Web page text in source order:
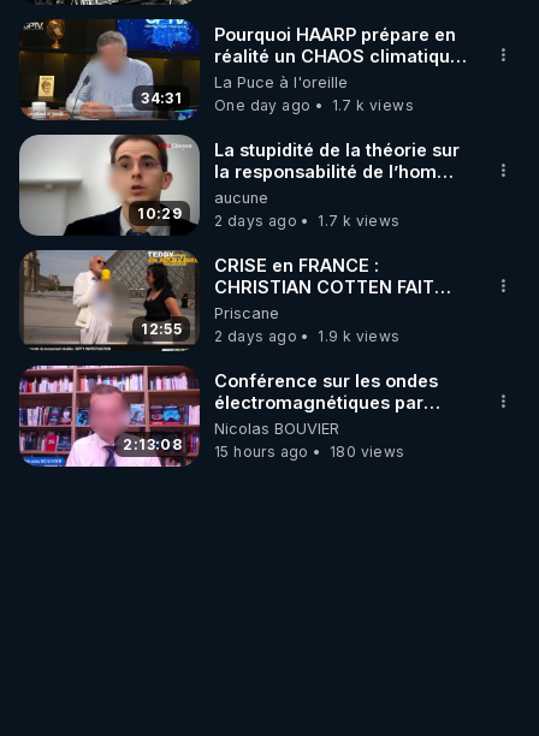
34:31
Pourquoi HAARP prépare en
réalité un CHAOS climatique,
on répond
La Puce à l'oreille
One day ago
1.7 k views
10:29
La stupidité de la théorie sur
la responsabilité de l’homme
concernant le dioxyde de
carbone.
aucune
2 days ago
1.7 k views
12:55
CRISE en FRANCE :
CHRISTIAN COTTEN FAIT
une étrange découverte
Priscane
2 days ago
1.9 k views
2:13:08
Conférence sur les ondes
électromagnétiques par
Grégoire Caustru et Bart de
Wever !
Nicolas BOUVIER
15 hours ago
180 views